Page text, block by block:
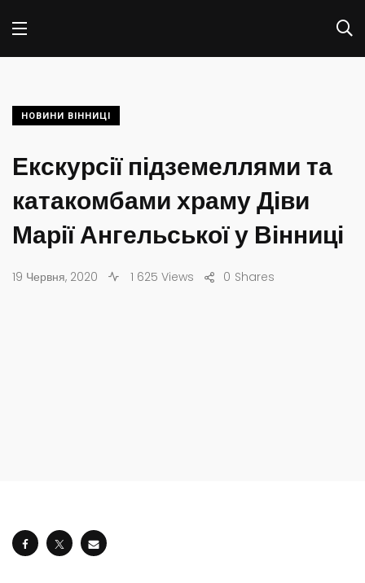
НОВИНИ ВІННИЦІ
Екскурсії підземеллями та
катакомбами храму Діви
Марії Ангельської у Вінниці
19 Червня, 2020 1 625 Views Shares
0